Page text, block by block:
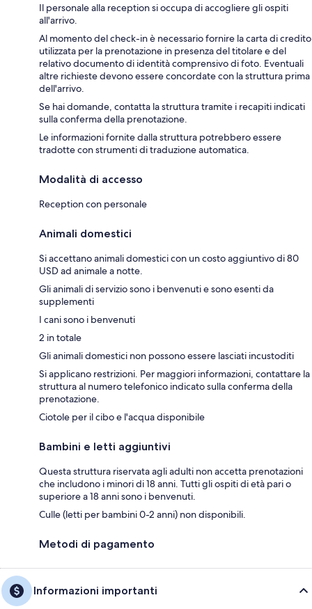
Il personale alla reception si occupa di accogliere gli ospiti
all'arrivo.
Al momento del check-in è necessario fornire la carta di credito
utilizzata per la prenotazione in presenza del titolare e del
relativo documento di identità comprensivo di foto. Eventuali
altre richieste devono essere concordate con la struttura prima
dell'arrivo.
Se hai domande, contatta la struttura tramite i recapiti indicati
sulla conferma della prenotazione.
Le informazioni fornite dalla struttura potrebbero essere
tradotte con strumenti di traduzione automatica.
Modalità di accesso
Reception con personale
Animali domestici
Si accettano animali domestici con un costo aggiuntivo di 80
USD ad animale a notte.
Gli animali di servizio sono i benvenuti e sono esenti da
supplementi
I cani sono i benvenuti
2 in totale
Gli animali domestici non possono essere lasciati incustoditi
Si applicano restrizioni. Per maggiori informazioni, contattare la
struttura al numero telefonico indicato sulla conferma della
prenotazione.
Ciotole per il cibo e l'acqua disponibile
Bambini e letti aggiuntivi
Questa struttura riservata agli adulti non accetta prenotazioni
che includono i minori di 18 anni. Tutti gli ospiti di età pari o
superiore a 18 anni sono i benvenuti.
Culle (letti per bambini 0-2 anni) non disponibili.
Metodi di pagamento
Informazioni importanti